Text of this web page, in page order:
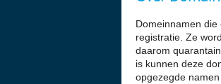
Domeinnamen
registratie. Ze
daarom
is kunnen deze
opgezegde